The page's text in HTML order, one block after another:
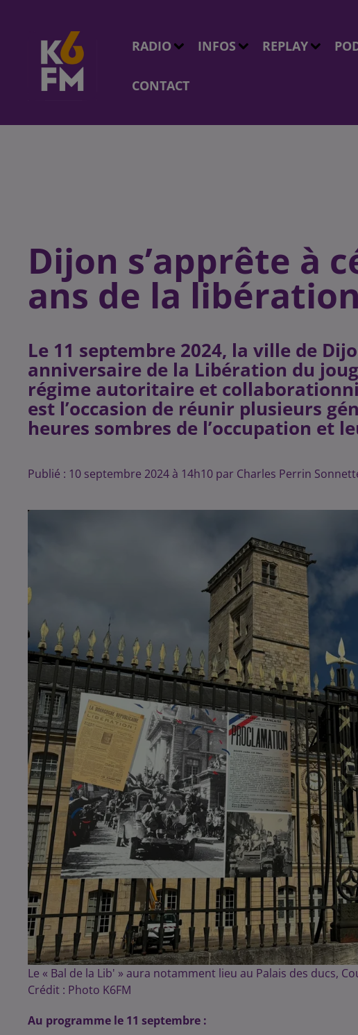
RADIO INFOS REPLAY
CONTACT
Dijon s’apprête à
ans de la libération
Le 11 septembre 2024, la ville de
anniversaire de la Libération du
régime autoritaire et
est l’occasion de réunir plusieurs
heures sombres de l’occupation et
Publié : 10 septembre 2024 à 14h10 par Charles Perrin
Le « Bal de la Lib' » aura notamment lieu au Palais des ducs,
Crédit : Photo K6FM
Au programme le 11 septembre :